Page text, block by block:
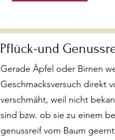
Pflück-und
Gerade Äpfel oder Birnen
Geschmacksversuch direkt
verschmäht, weil nicht
sind bzw. ob sie zu einem
genussreif vom Baum